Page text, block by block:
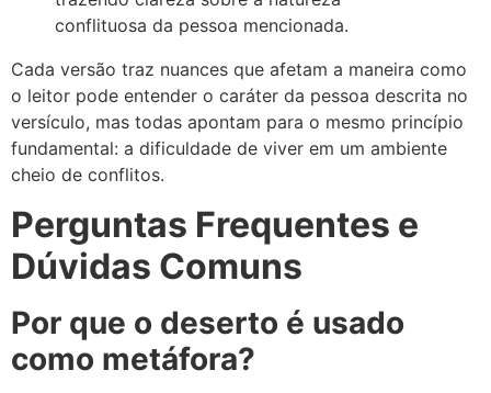
conflituosa da pessoa mencionada.
Cada versão traz nuances que afetam a maneira como
o leitor pode entender o caráter da pessoa descrita no
versículo, mas todas apontam para o mesmo princípio
fundamental: a dificuldade de viver em um ambiente
cheio de conflitos.
Perguntas Frequentes e
Dúvidas Comuns
Por que o deserto é usado
como metáfora?